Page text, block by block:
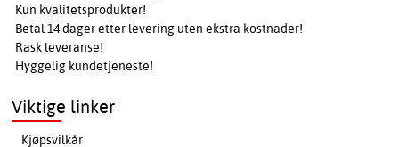
Kun kvalitetsprodukter!
Betal 14 dager etter levering uten ekstra kostnader!
Rask leveranse!
Hyggelig kundetjeneste!
Viktige linker
Kjøpsvilkår